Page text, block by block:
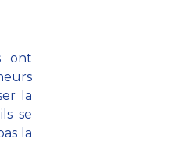
ont
la
se
la